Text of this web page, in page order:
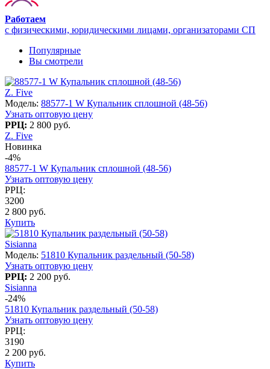
Работаем
с физическими, юридическими лицами, организаторами СП
Популярные
Вы смотрели
Z. Five
Модель: 88577-1 W Купальник сплошной (48-56)
Узнать оптовую цену
РРЦ: 2 800 руб.
Z. Five
Новинка
-4%
88577-1 W Купальник сплошной (48-56)
Узнать оптовую цену
РРЦ:
3200
2 800 руб.
Купить
Sisianna
Модель: 51810 Купальник раздельный (50-58)
Узнать оптовую цену
РРЦ: 2 200 руб.
Sisianna
-24%
51810 Купальник раздельный (50-58)
Узнать оптовую цену
РРЦ:
3190
2 200 руб.
Купить